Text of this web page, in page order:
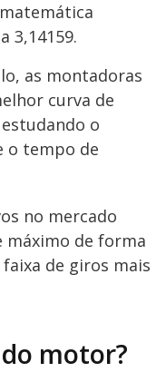
3,14159.
as montadoras
curva de
o
o tempo de
no mercado
de forma
de giros mais
motor?